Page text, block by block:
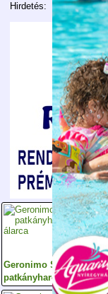
Hirdetés:
Geronimo Stilton: A
patkányharcos álarca